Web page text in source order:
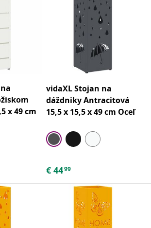
x 49 cm
vidaXL Stojan na
dáždniky Antracitová
15,5 x 15,5 x 49 cm Oceľ
€ 4499